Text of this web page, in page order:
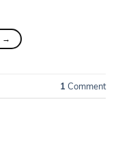
→
1 Comment